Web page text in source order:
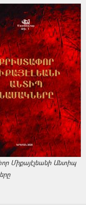
Միքայէլեանի Անտիպ